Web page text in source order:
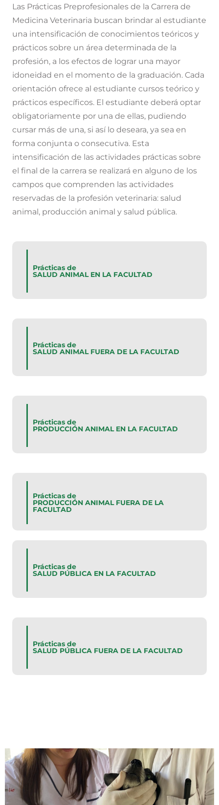
Las Prácticas Preprofesionales de la Carrera de
Medicina Veterinaria buscan brindar al estudiante
una intensificación de conocimientos teóricos y
prácticos sobre un área determinada de la
profesión, a los efectos de lograr una mayor
idoneidad en el momento de la graduación. Cada
orientación ofrece al estudiante cursos teórico y
prácticos específicos. El estudiante deberá optar
obligatoriamente por una de ellas, pudiendo
cursar más de una, si así lo deseara, ya sea en
forma conjunta o consecutiva. Esta
intensificación de las actividades prácticas sobre
el final de la carrera se realizará en alguno de los
campos que comprenden las actividades
reservadas de la profesión veterinaria: salud
animal, producción animal y salud pública.
Prácticas de
SALUD ANIMAL EN LA FACULTAD
Prácticas de
SALUD ANIMAL FUERA DE LA FACULTAD
Prácticas de
PRODUCCIÓN ANIMAL EN LA FACULTAD
Prácticas de
PRODUCCIÓN ANIMAL FUERA DE LA
FACULTAD
Prácticas de
SALUD PÚBLICA EN LA FACULTAD
Prácticas de
SALUD PÚBLICA FUERA DE LA FACULTAD